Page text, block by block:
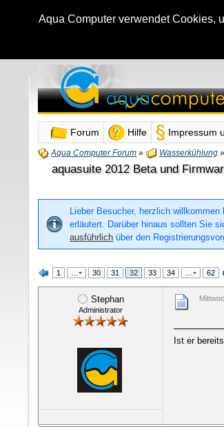
Aqua Computer verwendet Cookies,
Forum Hilfe Impressum
Aqua Computer Forum » Wasserkühlung »
aquasuite 2012 Beta und
Lieber Besucher, herzlich
erläutert. Darüber hinaus sollten Sie
ausführlich über den
1 … 30 31 32 33 34 … 62
Stephan
Administrator
Ist er